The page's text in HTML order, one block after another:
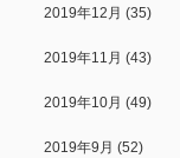
2019年12月 (35)
2019年11月 (43)
2019年10月 (49)
2019年9月 (52)